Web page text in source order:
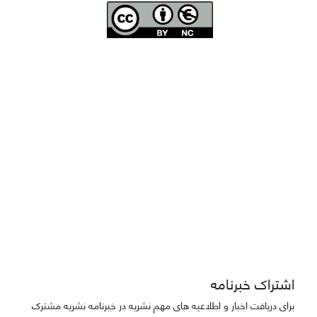
اشتراک خبرنامه
برای دریافت اخبار و اطلاعیه های مهم نشریه در خبرنامه نشریه مشترک